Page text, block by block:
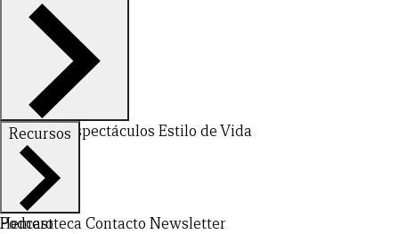
DeportesEspectáculos Estilo de Vida
Recursos
Hemeroteca Contacto Newsletter
Podcast